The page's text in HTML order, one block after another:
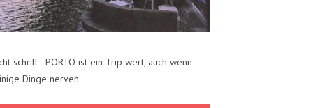
schrill - PORTO ist ein Trip wert, auch wenn
Dinge nerven.